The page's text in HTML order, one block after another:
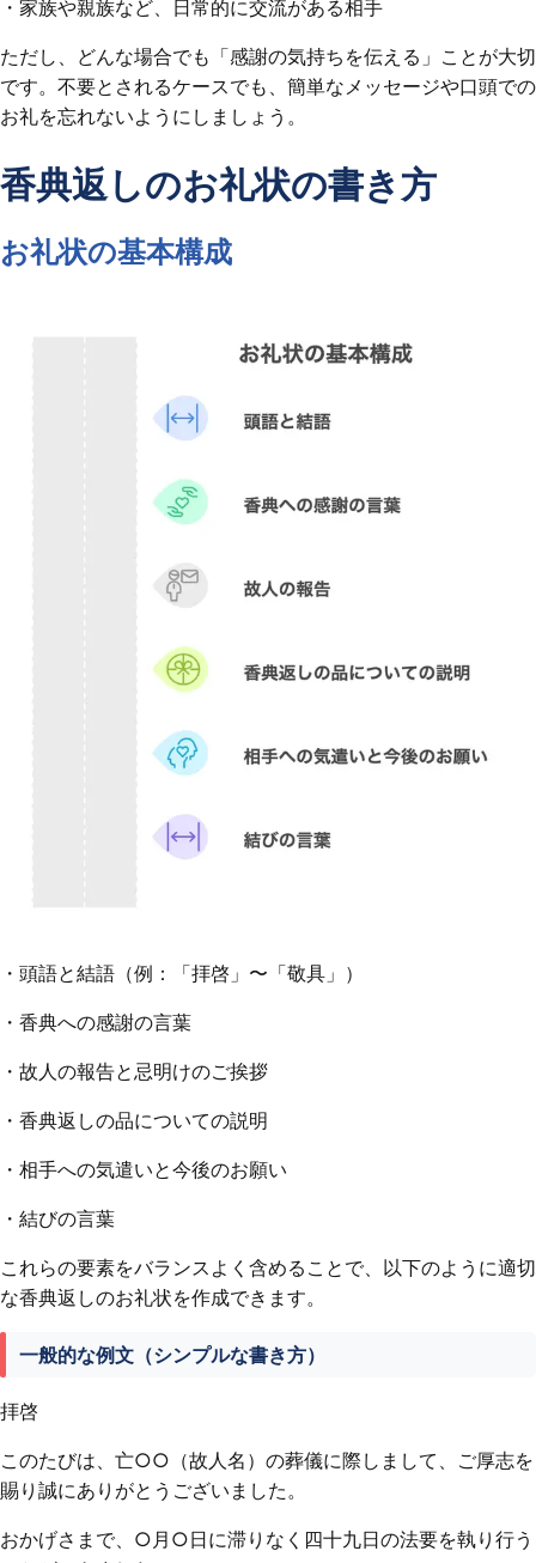
・家族や親族など、日常的に交流がある相手
ただし、どんな場合でも「感謝の気持ちを伝える」ことが大切
です。不要とされるケースでも、簡単なメッセージや口頭での
お礼を忘れないようにしましょう。
香典返しのお礼状の書き方
お礼状の基本構成
・頭語と結語（例：「拝啓」〜「敬具」）
・香典への感謝の言葉
・故人の報告と忌明けのご挨拶
・香典返しの品についての説明
・相手への気遣いと今後のお願い
・結びの言葉
これらの要素をバランスよく含めることで、以下のように適切
な香典返しのお礼状を作成できます。
一般的な例文（シンプルな書き方）
拝啓
このたびは、亡○○（故人名）の葬儀に際しまして、ご厚志を
賜り誠にありがとうございました。
おかげさまで、○月○日に滞りなく四十九日の法要を執り行う